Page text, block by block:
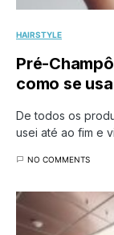
HAIRSTYLE
Pré-
como se usa
De todos os
usei até ao fim e
NO COMMENTS